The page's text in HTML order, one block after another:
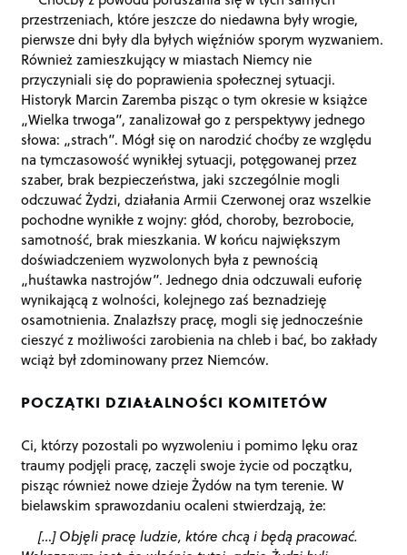
przestrzeniach, które jeszcze do niedawna były wrogie,
pierwsze dni były dla byłych więźniów sporym wyzwaniem.
Również zamieszkujący w miastach Niemcy nie
przyczyniali się do poprawienia społecznej sytuacji.
Historyk Marcin Zaremba pisząc o tym okresie w książce
„Wielka trwoga”, zanalizował go z perspektywy jednego
słowa: „strach”. Mógł się on narodzić choćby ze względu
na tymczasowość wynikłej sytuacji, potęgowanej przez
szaber, brak bezpieczeństwa, jaki szczególnie mogli
odczuwać Żydzi, działania Armii Czerwonej oraz wszelkie
pochodne wynikłe z wojny: głód, choroby, bezrobocie,
samotność, brak mieszkania. W końcu największym
doświadczeniem wyzwolonych była z pewnością
„huśtawka nastrojów”. Jednego dnia odczuwali euforię
wynikającą z wolności, kolejnego zaś beznadzieję
osamotnienia. Znalazłszy pracę, mogli się jednocześnie
cieszyć z możliwości zarobienia na chleb i bać, bo zakłady
wciąż był zdominowany przez Niemców.
POCZĄTKI DZIAŁALNOŚCI KOMITETÓW
Ci, którzy pozostali po wyzwoleniu i pomimo lęku oraz
traumy podjęli pracę, zaczęli swoje życie od początku,
pisząc również nowe dzieje Żydów na tym terenie. W
bielawskim sprawozdaniu ocaleni stwierdzają, że:
[…] Objęli pracę ludzie, które chcą i będą pracować.